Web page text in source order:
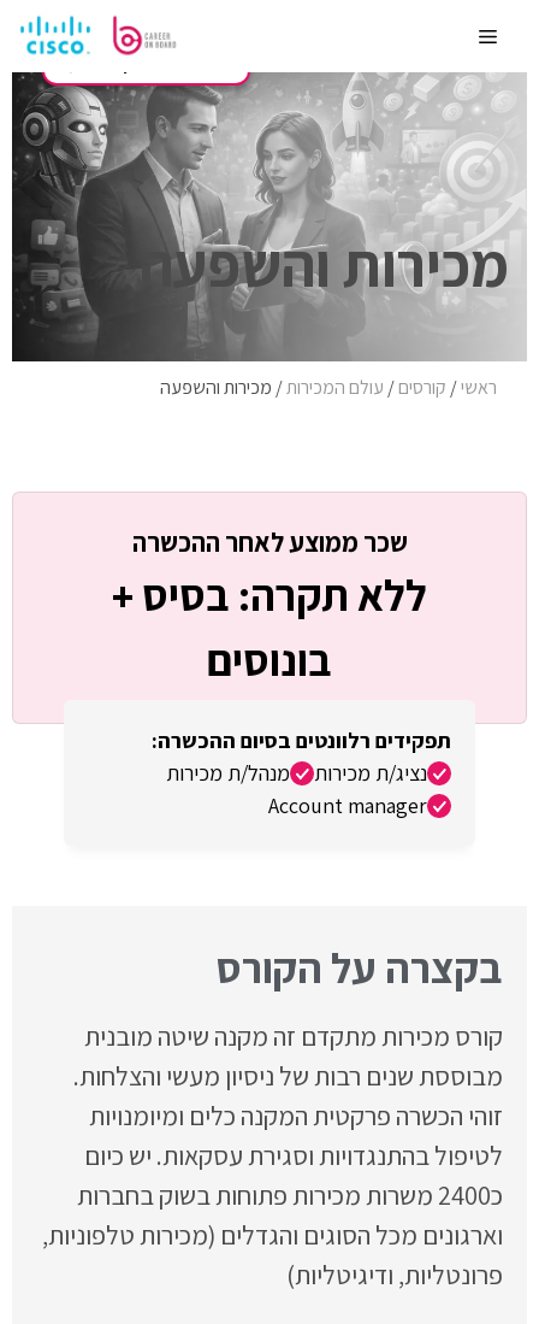
לתוכןMenu
מכירות והשפעה
2,444
ראשי/ קורסים/ עולם המכירות/ מכירות והשפעה
ללא תקרה: בסיס +
בונוסים
נציג/ת מכירות
מנהל/ת מכירות
Account manager
בקצרה על הקורס
קורס מכירות מתקדם זה מקנה שיטה מובנית
מבוססת שנים רבות של ניסיון מעשי והצלחות.
זוהי הכשרה פרקטית המקנה כלים ומיומנויות
לטיפול בהתנגדויות וסגירת עסקאות. יש כיום
כ2400 משרות מכירות פתוחות בשוק בחברות
וארגונים מכל הסוגים והגדלים (מכירות טלפוניות,
פרונטליות, ודיגיטליות)